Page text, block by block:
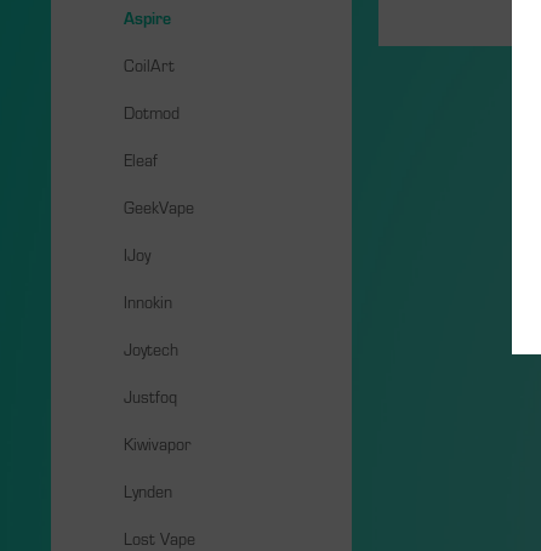
Aspire
CoilArt
Dotmod
Eleaf
GeekVape
IJoy
Innokin
Joytech
Justfoq
Kiwivapor
Lynden
Lost Vape